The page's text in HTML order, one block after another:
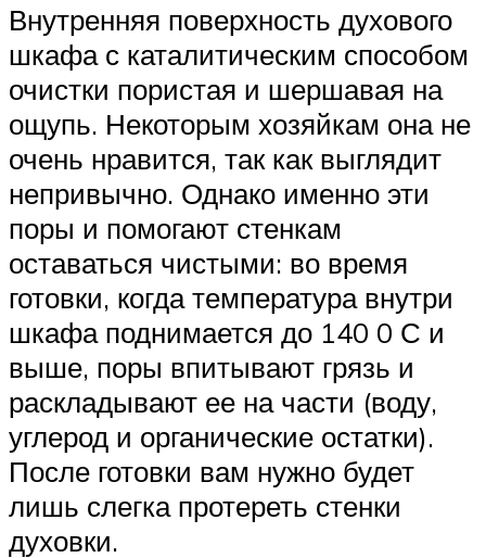
Внутренняя поверхность духового
шкафа с каталитическим способом
очистки пористая и шершавая на
ощупь. Некоторым хозяйкам она не
очень нравится, так как выглядит
непривычно. Однако именно эти
поры и помогают стенкам
оставаться чистыми: во время
готовки, когда температура внутри
шкафа поднимается до 140 0 С и
выше, поры впитывают грязь и
раскладывают ее на части (воду,
углерод и органические остатки).
После готовки вам нужно будет
лишь слегка протереть стенки
духовки.